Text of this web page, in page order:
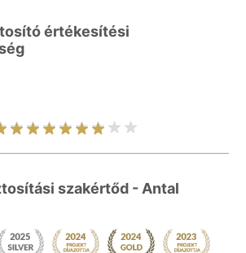
értékesítési
szakértőd - Antal